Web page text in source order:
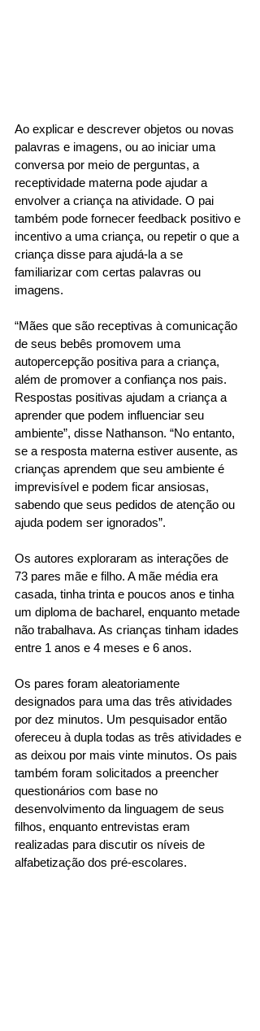
Ao explicar e descrever objetos ou novas
palavras e imagens, ou ao iniciar uma
conversa por meio de perguntas, a
receptividade materna pode ajudar a
envolver a criança na atividade. O pai
também pode fornecer feedback positivo e
incentivo a uma criança, ou repetir o que a
criança disse para ajudá-la a se
familiarizar com certas palavras ou
imagens.
“Mães que são receptivas à comunicação
de seus bebês promovem uma
autopercepção positiva para a criança,
além de promover a confiança nos pais.
Respostas positivas ajudam a criança a
aprender que podem influenciar seu
ambiente”, disse Nathanson. “No entanto,
se a resposta materna estiver ausente, as
crianças aprendem que seu ambiente é
imprevisível e podem ficar ansiosas,
sabendo que seus pedidos de atenção ou
ajuda podem ser ignorados”.
Os autores exploraram as interações de
73 pares mãe e filho. A mãe média era
casada, tinha trinta e poucos anos e tinha
um diploma de bacharel, enquanto metade
não trabalhava. As crianças tinham idades
entre 1 anos e 4 meses e 6 anos.
Os pares foram aleatoriamente
designados para uma das três atividades
por dez minutos. Um pesquisador então
ofereceu à dupla todas as três atividades e
as deixou por mais vinte minutos. Os pais
também foram solicitados a preencher
questionários com base no
desenvolvimento da linguagem de seus
filhos, enquanto entrevistas eram
realizadas para discutir os níveis de
alfabetização dos pré-escolares.